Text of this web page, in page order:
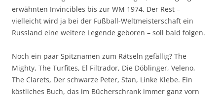
erwähnten Invincibles bis zur WM 1974. Der Rest –
vielleicht wird ja bei der Fußball-Weltmeisterschaft ein
Russland eine weitere Legende geboren – soll bald folgen.
Noch ein paar Spitznamen zum Rätseln gefällig? The
Mighty, The Turfites, El Filtrador, Die Döblinger, Veleno,
The Clarets, Der schwarze Peter, Stan, Linke Klebe. Ein
köstliches Buch, das im Bücherschrank immer ganz vorn